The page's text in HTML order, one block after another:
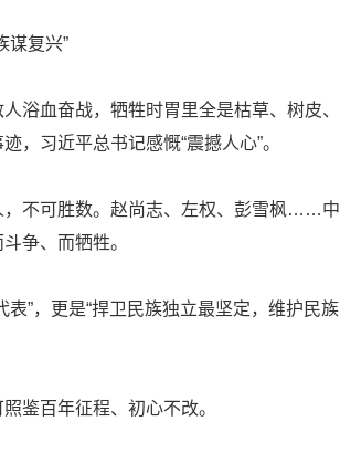
谋复兴”
浴血奋战，牺牲时胃里全是枯草、树皮、
习近平总书记感慨“震撼人心”。
，不可胜数。赵尚志、左权、彭雪枫……中
争、而牺牲。
”，更是“捍卫民族独立最坚定，维护民族
鉴百年征程、初心不改。